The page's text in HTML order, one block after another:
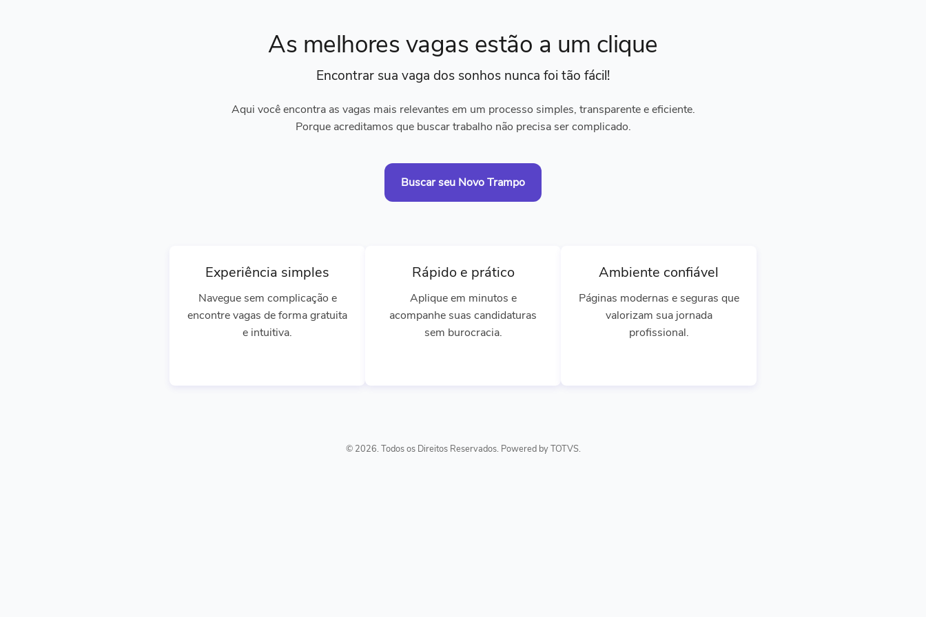
As melhores vagas estão a um clique
Encontrar sua vaga dos sonhos nunca foi tão fácil!
Aqui você encontra as vagas mais relevantes em um processo simples, transparente e eficiente.
Porque acreditamos que buscar trabalho não precisa ser complicado.
Buscar seu Novo Trampo
Experiência simples
Navegue sem complicação e
encontre vagas de forma gratuita
e intuitiva.
Rápido e prático
Aplique em minutos e
acompanhe suas candidaturas
sem burocracia.
Ambiente confiável
Páginas modernas e seguras que
valorizam sua jornada
profissional.
© 2026. Todos os Direitos Reservados. Powered by TOTVS.